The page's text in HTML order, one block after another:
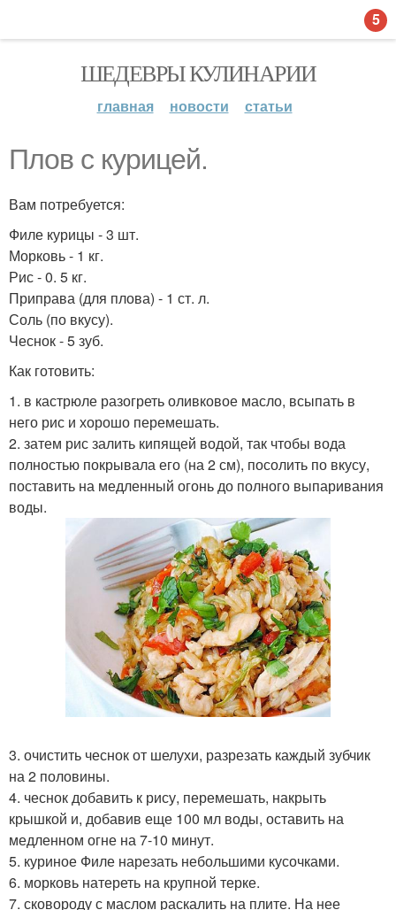
ШЕДЕВРЫ КУЛИНАРИИ
главная новости статьи
Плов с курицей.
Вам потребуется:
Филе курицы - 3 шт.
Морковь - 1 кг.
Рис - 0. 5 кг.
Приправа (для плова) - 1 ст. л.
Соль (по вкусу).
Чеснок - 5 зуб.
Как готовить:
1. в кастрюле разогреть оливковое масло, всыпать в
него рис и хорошо перемешать.
2. затем рис залить кипящей водой, так чтобы вода
полностью покрывала его (на 2 см), посолить по вкусу,
поставить на медленный огонь до полного выпаривания
воды.
3. очистить чеснок от шелухи, разрезать каждый зубчик
на 2 половины.
4. чеснок добавить к рису, перемешать, накрыть
крышкой и, добавив еще 100 мл воды, оставить на
медленном огне на 7-10 минут.
5. куриное Филе нарезать небольшими кусочками.
6. морковь натереть на крупной терке.
7. сковороду с маслом раскалить на плите. На нее
5